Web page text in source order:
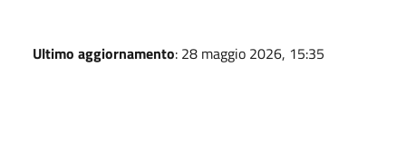
Ultimo aggiornamento: 28 maggio 2026, 15:35